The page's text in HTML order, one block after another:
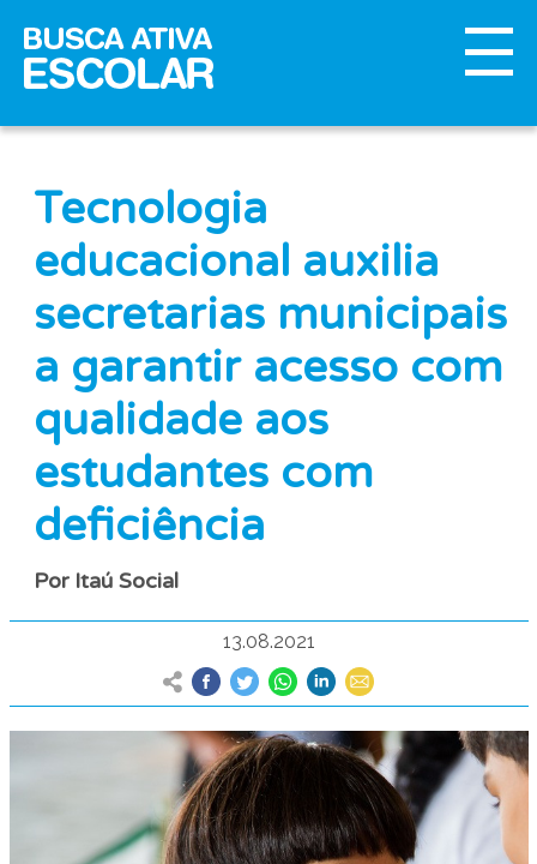
Tecnologia
educacional auxilia
secretarias municipais
a garantir acesso com
qualidade aos
estudantes com
deficiência
Por Itaú Social
13.08.2021